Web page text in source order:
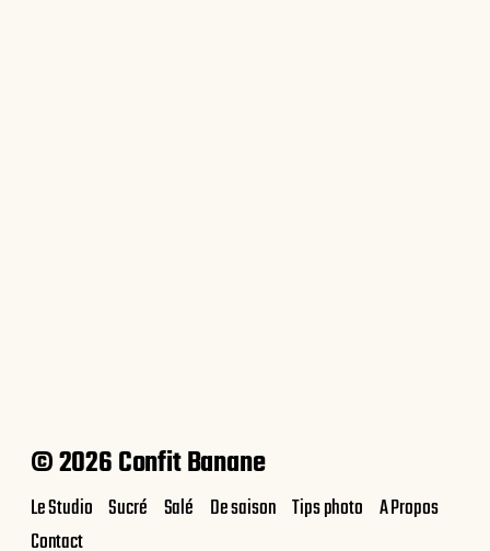
© 2026 Confit Banane
Le Studio Sucré Salé De saison Tips photo A Propos
Contact